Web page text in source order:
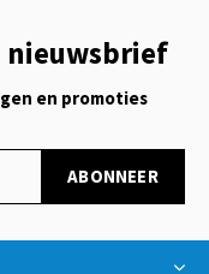
nieuwsbrief
en promoties
ABONNEER